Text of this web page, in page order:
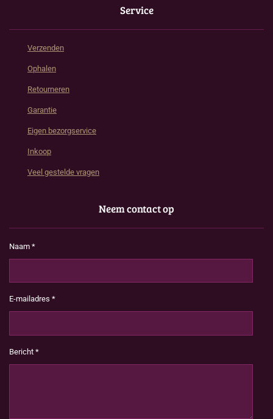
Service
Verzenden
Ophalen
Retourneren
Garantie
Eigen bezorgservice
Inkoop
Veel gestelde vragen
Neem contact op
Naam *
E-mailadres *
Bericht *